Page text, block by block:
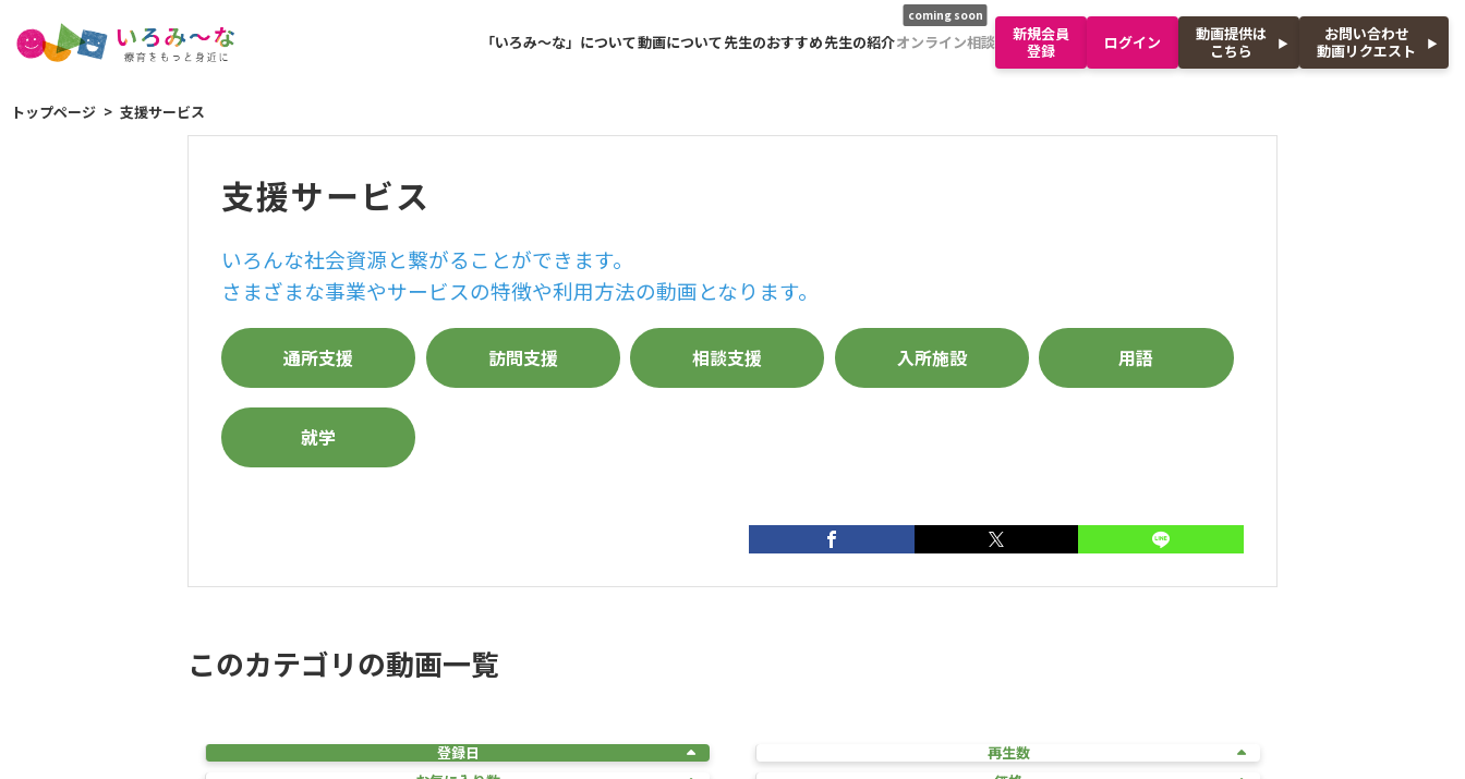
「いろみ〜な」について動画について先生のおすすめ先生の紹介オンライン相談
coming soon
新規会員
登録
ログイン
動画提供は
こちら
お問い合わせ
動画リクエスト
トップページ 支援サービス
支援サービス
いろんな社会資源と繋がることができます。
さまざまな事業やサービスの特徴や利用方法の動画となります。
通所支援 訪問支援 相談支援 入所施設 用語
就学
このカテゴリの動画一覧
登録日
再生数